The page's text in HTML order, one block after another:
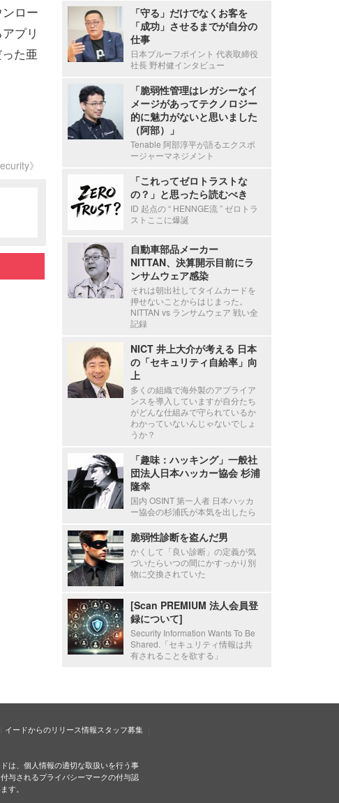
ロー
プリ
た亜
》
「守る」だけでなくお客を
「成功」させるまでが自分の
仕事
日本プルーフポイント 代表取締役
社長 野村健インタビュー
「脆弱性管理はレガシーなイ
メージがあってテクノロジー
的に魅力がないと思いました
（阿部）」
Tenable 阿部淳平が語るエクスポ
ージャーマネジメント
「これってゼロトラストな
の？」と思ったら読むべき
ID 起点の “ HENNGE流 ” ゼロトラ
ストここに爆誕
自動車部品メーカー
NITTAN、決算開示目前にラ
ンサムウェア感染
それは朝出社してタイムカードを
押せないことからはじまった。
NITTAN vs ランサムウェア 戦い全
記録
NICT 井上大介が考える 日本
の「セキュリティ自給率」向
上
多くの組織で海外製のアプライア
ンスを導入していますが自分たち
がどんな仕組みで守られているか
わかっていないんじゃないでしょ
うか？
「趣味：ハッキング」一般社
団法人日本ハッカー協会 杉浦
隆幸
国内 OSINT 第一人者 日本ハッカ
ー協会の杉浦氏が本気を出したら
脆弱性診断を盗んだ男
かくして「良い診断」の定義が気
づいたらいつの間にかすっかり別
物に交換されていた
[Scan PREMIUM 法人会員登
録について]
Security Information Wants To Be
Shared.「セキュリティ情報は共
有されることを欲する」
イードからのリリース情報スタッフ募集
は、個人情報の適切な取扱いを行う事
与されるプライバシーマークの付与認
す。